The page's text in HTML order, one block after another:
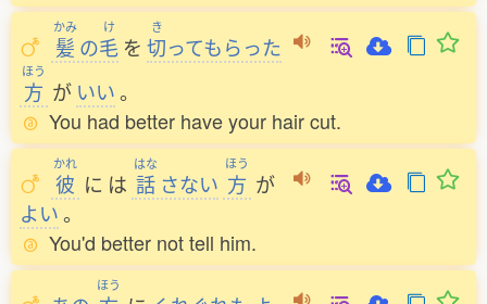
かみ
髪 の
け
毛 を
き
切ってもらった
ほう
方 が いい。
You had better have your hair cut.
かれ
彼 に は
はな
話 さない
ほう
方 が
よい。
You'd better not tell him.
ほう